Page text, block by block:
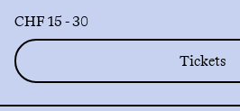
CHF 15 - 30
Tickets